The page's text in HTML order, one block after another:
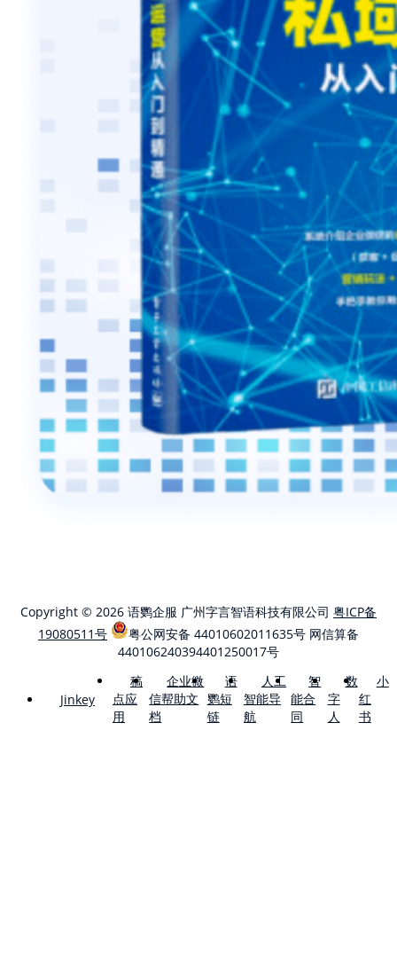
Copyright © 2026 语鹦企服 广州字言智语科技有限公司 粤ICP备
19080511号
粤公网安备 44010602011635号 网信算备
440106240394401250017号
Jinkey
稿
点应
用
企业微
信帮助文
档
语
鹦短
链
人工
智能导
航
智
能合
同
数
字
人
小
红
书